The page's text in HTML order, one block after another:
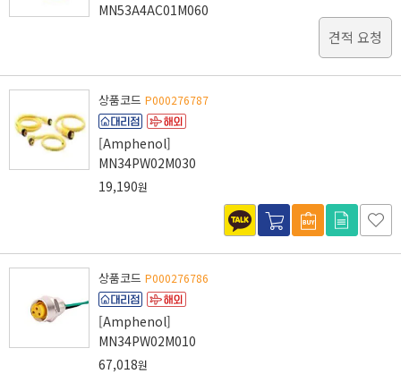
MN53A4AC01M060
견적 요청
상품코드 P000276787
[Amphenol]
MN34PW02M030
19,190원
상품코드 P000276786
[Amphenol]
MN34PW02M010
67,018원